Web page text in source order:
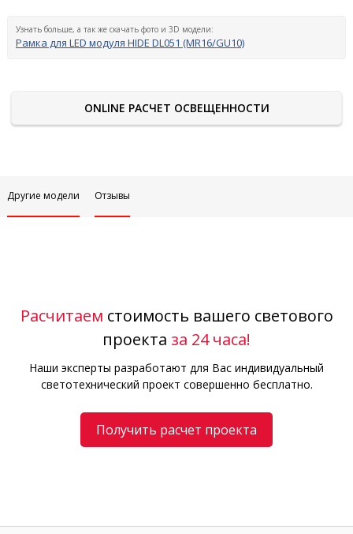
Узнать больше, а так же скачать фото и 3D модели:
Рамка для LED модуля HIDE DL051 (MR16/GU10)
ONLINE РАСЧЕТ ОСВЕЩЕННОСТИ
Другие модели Отзывы
Расчитаем стоимость вашего светового
проекта за 24 часа!
Наши эксперты разработают для Вас индивидуальный
светотехнический проект совершенно бесплатно.
Получить расчет проекта